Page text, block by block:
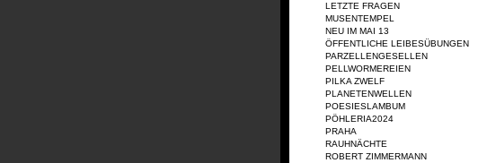
LETZTE FRAGEN
MUSENTEMPEL
NEU IM MAI 13
ÖFFENTLICHE LEIBESÜBUNGEN
PARZELLENGESELLEN
PELLWORMEREIEN
PILKA ZWELF
PLANETENWELLEN
POESIESLAMBUM
PÖHLERIA2024
PRAHA
RAUHNÄCHTE
ROBERT ZIMMERMANN